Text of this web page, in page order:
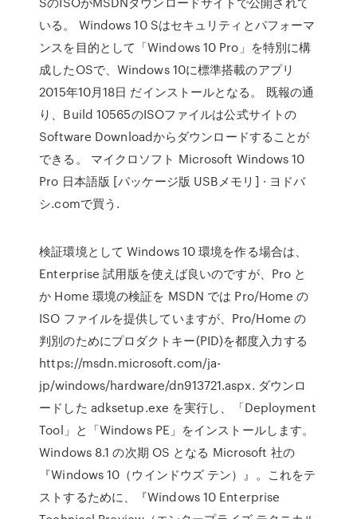
いる。 Windows 10 Sはセキュリティとパフォーマ
ンスを目的として「Windows 10 Pro」を特別に構
成したOSで、Windows 10に標準搭載のアプリ
2015年10月18日 だインストールとなる。 既報の通
り、Build 10565のISOファイルは公式サイトの
Software Downloadからダウンロードすることが
できる。 マイクロソフト Microsoft Windows 10
Pro 日本語版 [パッケージ版 USBメモリ] · ヨドバ
シ.comで買う.
検証環境として Windows 10 環境を作る場合は、
Enterprise 試用版を使えば良いのですが、Pro と
か Home 環境の検証を MSDN では Pro/Home の
ISO ファイルを提供していますが、Pro/Home の
判別のためにプロダクトキー(PID)を都度入力する
https://msdn.microsoft.com/ja-
jp/windows/hardware/dn913721.aspx. ダウンロ
ードした adksetup.exe を実行し、「Deployment
Tool」と「Windows PE」をインストールします。
Windows 8.1 の次期 OS となる Microsoft 社の
『Windows 10（ウインドウズ テン）』。これをテ
ストするために、『Windows 10 Enterprise